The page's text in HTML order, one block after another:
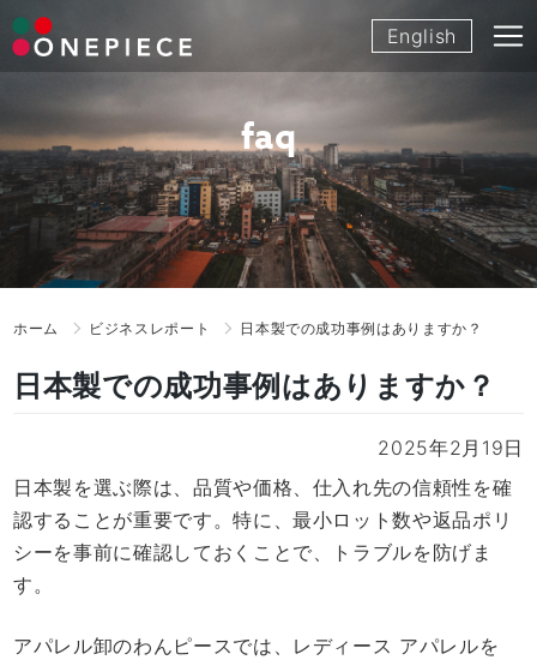
Skip
to
English
faq
ホーム ビジネスレポート 日本製での成功事例はありますか？
日本製での成功事例はありますか？
2025年2月19日
日本製を選ぶ際は、品質や価格、仕入れ先の信頼性を確
認することが重要です。特に、最小ロット数や返品ポリ
シーを事前に確認しておくことで、トラブルを防げま
す。
アパレル卸のわんピースでは、レディース アパレルを